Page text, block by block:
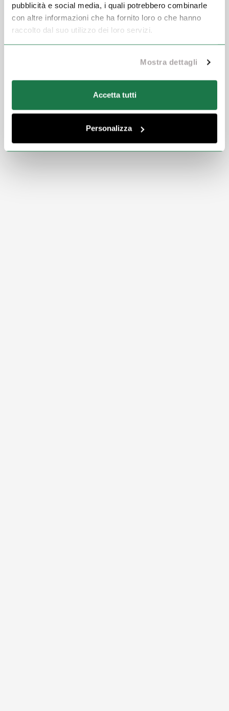
pubblicità e social media, i quali potrebbero combinarle
con altre informazioni che ha fornito loro o che hanno
raccolto dal suo utilizzo dei loro servizi.
Mostra dettagli
Accetta tutti
Personalizza